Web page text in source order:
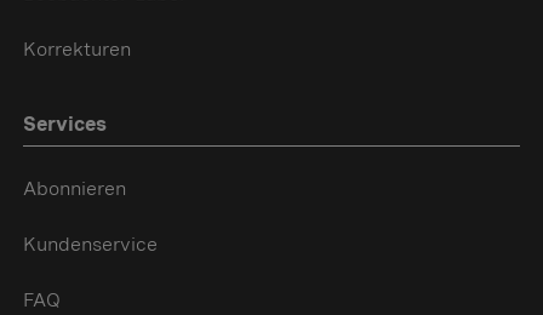
Korrekturen
Services
Abonnieren
Kundenservice
FAQ